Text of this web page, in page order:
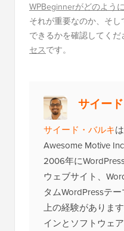
WPBeginnerがどのよう
それが重要なのか、そ
できるかを確認してく
セスです。
サイー
サイード・バルキ
Awesome Motive
2006年に
ウェブサイト、
タムWordPressテ
上の経験がありま
インとソフトウェ